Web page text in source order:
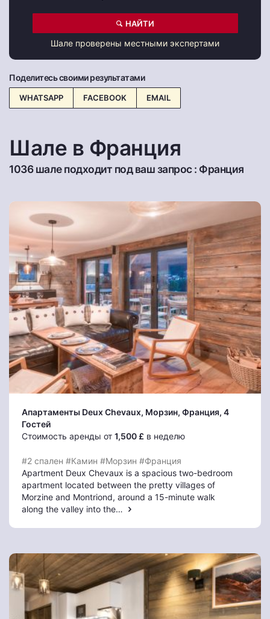
НАЙТИ
Шале проверены местными экспертами
Поделитесь своими результатами
WHATSAPP FACEBOOK EMAIL
Шале в Франция
1036 шале подходит под ваш запрос : Франция
Апартаменты Deux Chevaux, Морзин, Франция, 4
Гостей
Стоимость аренды от 1,500 £ в неделю
#2 спален #Камин #Морзин #Франция
Apartment Deux Chevaux is a spacious two-bedroom
apartment located between the pretty villages of
Morzine and Montriond, around a 15-minute walk
along the valley into the…